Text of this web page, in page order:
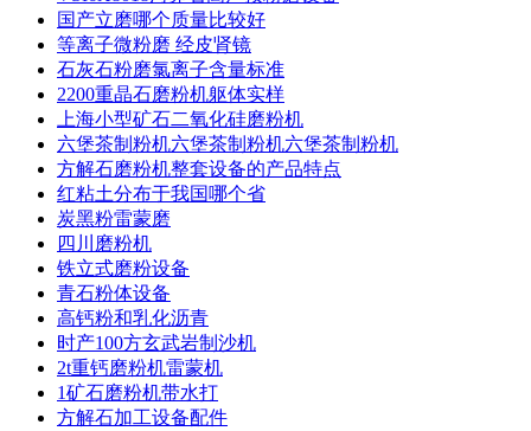
国产立磨哪个质量比较好
等离子微粉磨 经皮肾镜
石灰石粉磨氯离子含量标准
2200重晶石磨粉机躯体实样
上海小型矿石二氧化硅磨粉机
六堡茶制粉机六堡茶制粉机六堡茶制粉机
方解石磨粉机整套设备的产品特点
红粘土分布于我国哪个省
炭黑粉雷蒙磨
四川磨粉机
铁立式磨粉设备
青石粉体设备
高钙粉和乳化沥青
时产100方玄武岩制沙机
2t重钙磨粉机雷蒙机
1矿石磨粉机带水打
方解石加工设备配件